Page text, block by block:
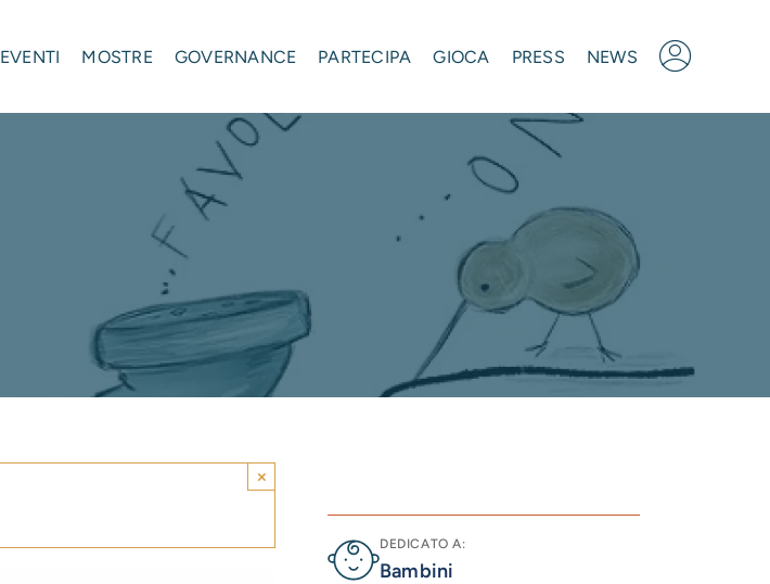
EVENTI MOSTRE GOVERNANCE PARTECIPA GIOCA PRESS NEWS
×
DEDICATO A:
Bambini